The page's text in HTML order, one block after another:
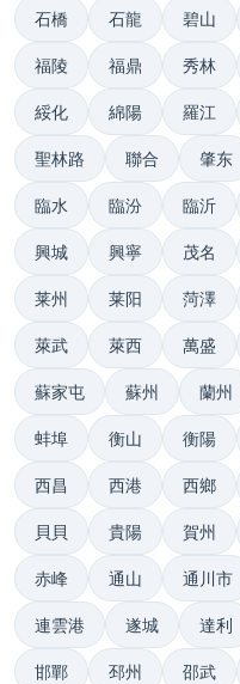
石橋 石龍 碧山
福陵 福鼎 秀林
綏化 綿陽 羅江
聖林路 聯合 肇东
臨水 臨汾 臨沂
興城 興寧 茂名
莱州 莱阳 菏澤
萊武 萊西 萬盛
蘇家屯 蘇州 蘭州
蚌埠 衡山 衡陽
西昌 西港 西鄉
貝貝 貴陽 賀州
赤峰 通山 通川市
連雲港 遂城 達利
邯鄲 邳州 邵武